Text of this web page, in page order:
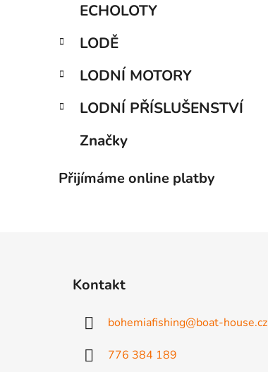
ECHOLOTY
LODĚ
LODNÍ MOTORY
LODNÍ PŘÍSLUŠENSTVÍ
Značky
Přijímáme online platby
Kontakt
bohemiafishing@boat-house.cz
776 384 189